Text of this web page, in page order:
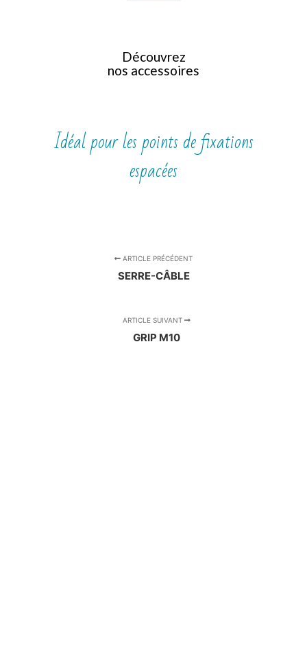
Découvrez
nos accessoires
Idéal pour les points de fixations
espacées
ARTICLE PRÉCÉDENT
SERRE-CÂBLE
ARTICLE SUIVANT
GRIP M10